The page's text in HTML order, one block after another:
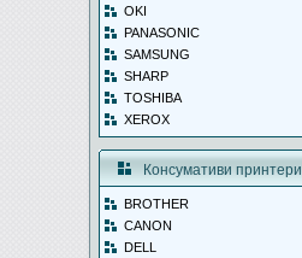
OKI
PANASONIC
SAMSUNG
SHARP
TOSHIBA
XEROX
Консумативи принтери
BROTHER
CANON
DELL